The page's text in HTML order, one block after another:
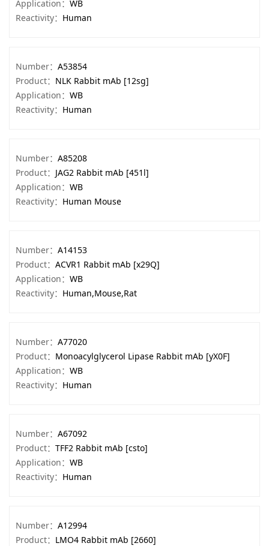
Application： WB
Reactivity： Human
Number： A53854
Product： NLK Rabbit mAb [12sg]
Application： WB
Reactivity： Human
Number： A85208
Product： JAG2 Rabbit mAb [451l]
Application： WB
Reactivity： Human Mouse
Number： A14153
Product： ACVR1 Rabbit mAb [x29Q]
Application： WB
Reactivity： Human,Mouse,Rat
Number： A77020
Product： Monoacylglycerol Lipase Rabbit mAb [yX0F]
Application： WB
Reactivity： Human
Number： A67092
Product： TFF2 Rabbit mAb [csto]
Application： WB
Reactivity： Human
Number： A12994
Product： LMO4 Rabbit mAb [2660]